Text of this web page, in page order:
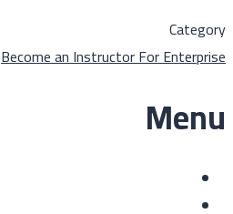
Category
Become an InstructorFor Enterprise
Menu